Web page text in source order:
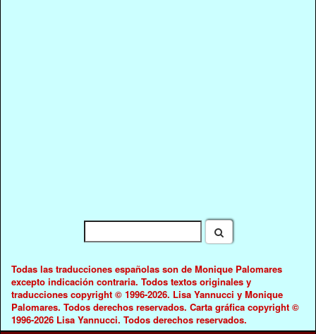
Todas las traducciones españolas son de Monique Palomares
excepto indicación contraria. Todos textos originales y
traducciones copyright © 1996-2026. Lisa Yannucci y Monique
Palomares. Todos derechos reservados. Carta gráfica copyright ©
1996-2026 Lisa Yannucci. Todos derechos reservados.